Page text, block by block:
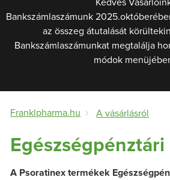
Kedves
Bankszámlaszámunk
az összeg átutalását
Bankszámlaszámunkat megtalálja
módok
Franklpharma.hu A vásárlásról
Egészségpénztári
A Psoratinex termékek